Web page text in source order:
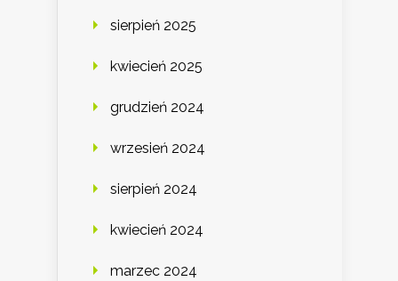
sierpień 2025
kwiecień 2025
grudzień 2024
wrzesień 2024
sierpień 2024
kwiecień 2024
marzec 2024